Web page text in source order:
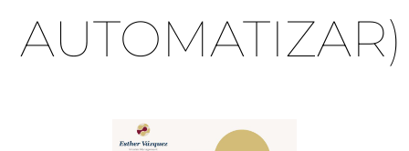
AUTOMATIZAR)